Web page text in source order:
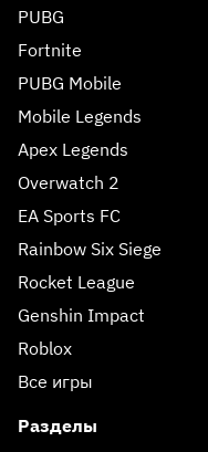
PUBG
Fortnite
PUBG Mobile
Mobile Legends
Apex Legends
Overwatch 2
EA Sports FC
Rainbow Six Siege
Rocket League
Genshin Impact
Roblox
Все игры
Разделы